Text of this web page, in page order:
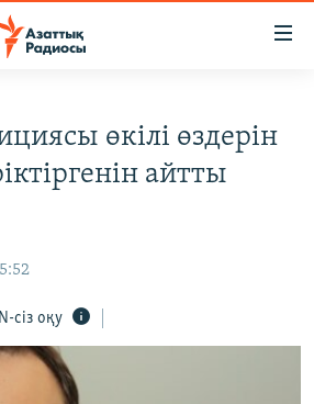
өкілі өздерін
айтты
сіз оқу